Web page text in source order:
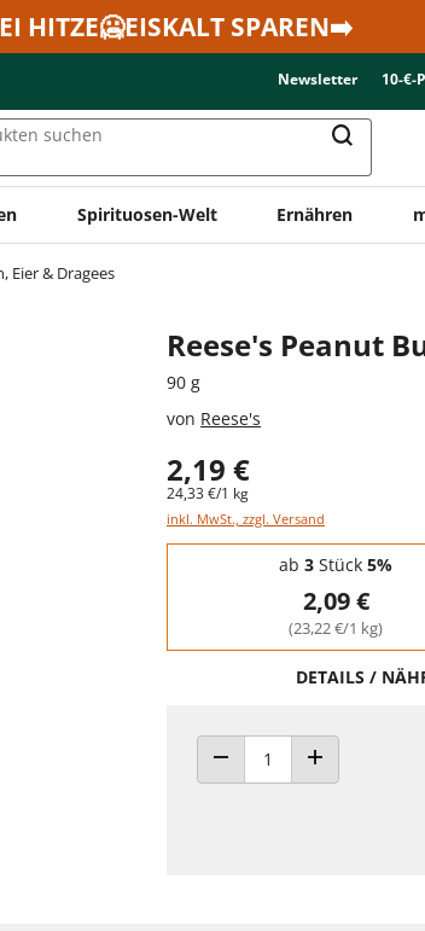
HITZE🥶EISKALT SPAREN➡️
Newsletter 10-€-
suchen
Spirituosen-Welt Ernähren
Eier & Dragees
Reese's Peanut
90 g
von Reese's
2,19 €
24,33 €/1 kg
inkl. MwSt., zzgl. Versand
Staffelpreise - Mengenrabatt
ab 3 Stück 5%
2,09 €
(23,22 €/1 kg)
DETAILS /
ANZAHL VERRINGERN
ANZAHL